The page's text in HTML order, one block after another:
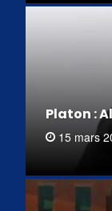
Platon :
15 mars